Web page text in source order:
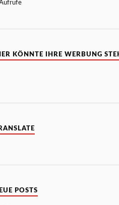
KÖNNTE IHRE WERBUNG
POSTS